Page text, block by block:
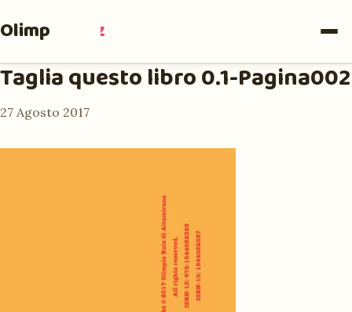
Olimpia Ruiz
Taglia questo libro 0.1-Pagina002
27 Agosto 2017